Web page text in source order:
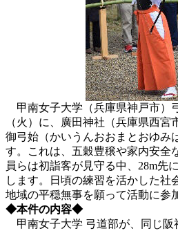
甲南女子大学（兵庫県神戸市）
（火）に、廣田神社（兵庫県西
御弓始（かいうんおおまとおゆみ
す。これは、五穀豊穣や家内安全
員らは初詣客が見守る中、28m先
します。日頃の練習を活かした社
地域の平穏無事を願って活動に参
◆本件の内容◆
甲南女子大学 弓道部が、同じ阪